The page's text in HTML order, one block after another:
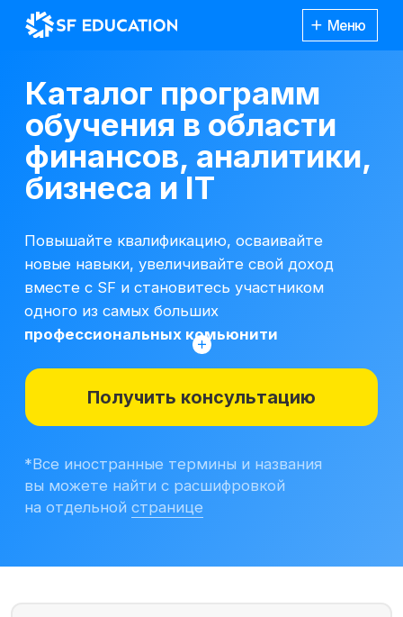
обучения в области
финансов, аналитики,
бизнеса и IT
*Все иностранные термины и названия
вы можете найти с расшифровкой
Получить консультацию
Повышайте квалификацию, осваивайте
новые навыки, увеличивайте свой доход
профессиональных комьюнити